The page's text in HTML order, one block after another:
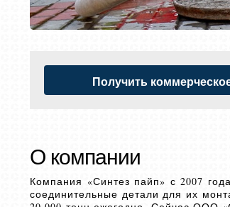
Получить
О компании
Компания «Синтез пайп» с 2007
соединительные детали для их